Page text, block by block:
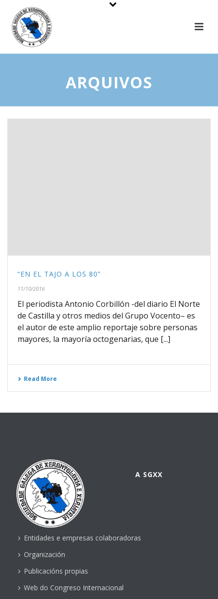
ARQUIVOS
“EN EL TAJO A LOS 80”
11/10/2016
El periodista Antonio Corbillón -del diario El Norte
de Castilla y otros medios del Grupo Vocento– es
el autor de este amplio reportaje sobre personas
mayores, la mayoría octogenarias, que [...]
Read More
A SGXX
Entidades e empresas colaboradoras
Organización
Publicacións propias
Web do Congreso Internacional